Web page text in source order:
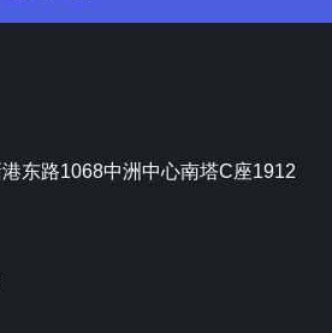
东路1068中洲中心南塔C座1912